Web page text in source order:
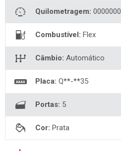
Quilometragem: 0000000
Combustível: Flex
Câmbio: Automático
Placa: Q**-**35
Portas: 5
Cor: Prata